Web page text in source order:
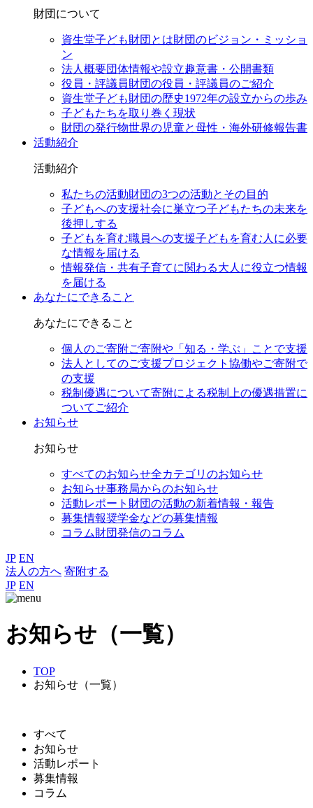
財団について
資生堂子ども財団とは財団のビジョン・ミッショ
ン
法人概要団体情報や設立趣意書・公開書類
役員・評議員財団の役員・評議員のご紹介
資生堂子ども財団の歴史1972年の設立からの歩み
子どもたちを取り巻く現状
財団の発行物世界の児童と母性・海外研修報告書
活動紹介
活動紹介
私たちの活動財団の3つの活動とその目的
子どもへの支援社会に巣立つ子どもたちの未来を
後押しする
子どもを育む職員への支援子どもを育む人に必要
な情報を届ける
情報発信・共有子育てに関わる大人に役立つ情報
を届ける
あなたにできること
あなたにできること
個人のご寄附ご寄附や「知る・学ぶ」ことで支援
法人としてのご支援プロジェクト協働やご寄附で
の支援
税制優遇について寄附による税制上の優遇措置に
ついてご紹介
お知らせ
お知らせ
すべてのお知らせ全カテゴリのお知らせ
お知らせ事務局からのお知らせ
活動レポート 財団の活動の新着情報・報告
募集情報奨学金などの募集情報
コラム財団発信のコラム
JP EN
法人の方へ 寄附する
JP EN
お知らせ（一覧）
TOP
お知らせ（一覧）
すべて
お知らせ
活動レポート
募集情報
コラム